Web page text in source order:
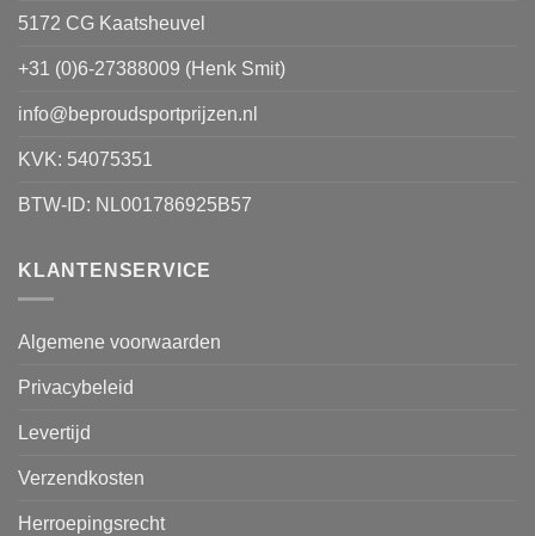
5172 CG Kaatsheuvel
+31 (0)6-27388009 (Henk Smit)
info@beproudsportprijzen.nl
KVK: 54075351
BTW-ID: NL001786925B57
KLANTENSERVICE
Algemene voorwaarden
Privacybeleid
Levertijd
Verzendkosten
Herroepingsrecht